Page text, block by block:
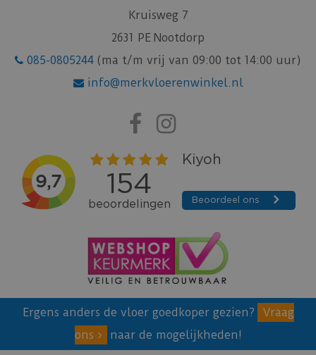
Kruisweg 7
2631 PE Nootdorp
085-0805244 (ma t/m vrij van 09:00 tot 14:00 uur)
info@merkvloerenwinkel.nl
Ergens anders de vloer goedkoper gezien?
Vraag
ons
naar de mogelijkheden!